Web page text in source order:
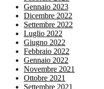
Gennaio 2023
Dicembre 2022
Settembre 2022
Luglio 2022
Giugno 2022
Febbraio 2022
Gennaio 2022
Novembre 2021
Ottobre 2021
Settembre 2021